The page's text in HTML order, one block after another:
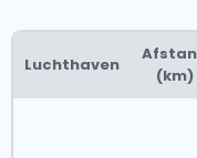
Luchthaven
(km)